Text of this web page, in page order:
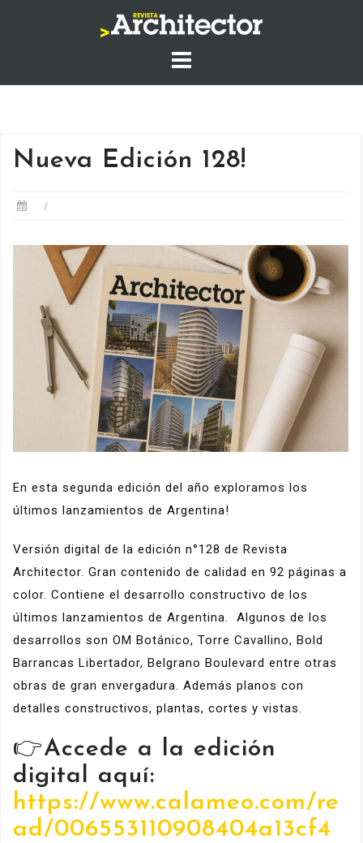
Nueva Edición 128!
En esta segunda edición del año exploramos los
últimos lanzamientos de Argentina!
Versión digital de la edición n°128 de Revista
Architector. Gran contenido de calidad en 92 páginas a
color. Contiene el desarrollo constructivo de los
últimos lanzamientos de Argentina. Algunos de los
desarrollos son OM Botánico, Torre Cavallino, Bold
Barrancas Libertador, Belgrano Boulevard entre otras
obras de gran envergadura. Además planos con
detalles constructivos, plantas, cortes y vistas.
👉Accede a la edición
digital aquí:
https://www.calameo.com/re
ad/006553110908404a13cf4